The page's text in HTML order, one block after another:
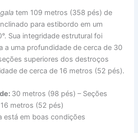
tem 109 metros (358 pés) de
para estibordo em um
Sua integridade estrutural foi
a uma profundidade de cerca de 30
superiores dos destroços
de cerca de 16 metros (52 pés).
30 metros (98 pés) – Seções
metros (52 pés)
está em boas condições